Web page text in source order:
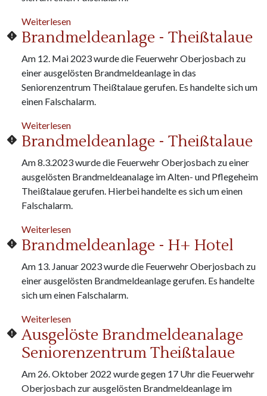
Weiterlesenüber Falschalarm Brandmeldeanlage
Brandmeldeanlage - Theißtalaue
Am 12. Mai 2023 wurde die Feuerwehr Oberjosbach zu
einer ausgelösten Brandmeldeanlage in das
Seniorenzentrum Theißtalaue gerufen. Es handelte sich um
einen Falschalarm.
Weiterlesenüber Brandmeldeanlage - Theißtalaue
Brandmeldeanlage - Theißtalaue
Am 8.3.2023 wurde die Feuerwehr Oberjosbach zu einer
ausgelösten Brandmeldeanalage im Alten- und Pflegeheim
Theißtalaue gerufen. Hierbei handelte es sich um einen
Falschalarm.
Weiterlesenüber Brandmeldeanlage - Theißtalaue
Brandmeldeanlage - H+ Hotel
Am 13. Januar 2023 wurde die Feuerwehr Oberjosbach zu
einer ausgelösten Brandmeldeanlage gerufen. Es handelte
sich um einen Falschalarm.
Weiterlesenüber Brandmeldeanlage - H+ Hotel
Ausgelöste Brandmeldeanalage
Seniorenzentrum Theißtalaue
Am 26. Oktober 2022 wurde gegen 17 Uhr die Feuerwehr
Oberjosbach zur ausgelösten Brandmeldeanlage im